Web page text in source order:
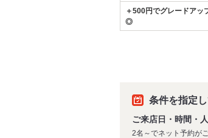
＋500円でグレードアッ
◎
条件を指定
ご来店日・時間・
2名～でネット予約が